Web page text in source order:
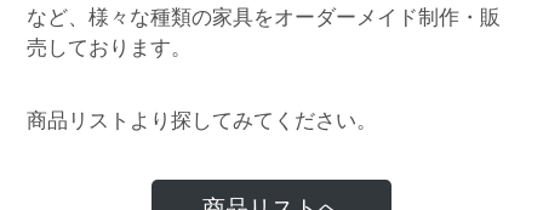
など、様々な種類の家具をオーダーメイド制作・販
売しております。
商品リストより探してみてください。